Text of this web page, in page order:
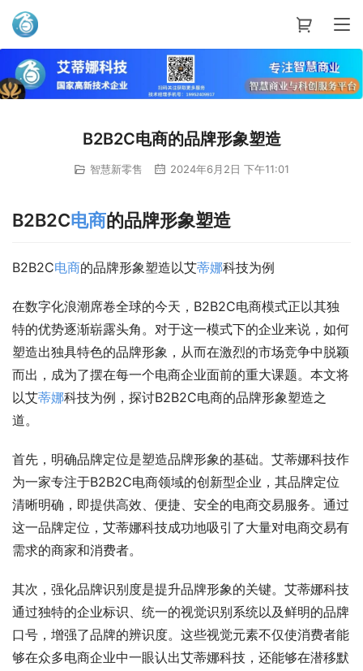
艾蒂娜科技
B2B2C电商的品牌形象塑造
智慧新零售 2024年6月2日 下午11:01
B2B2C电商的品牌形象塑造
B2B2C电商的品牌形象塑造以艾蒂娜科技为例
在数字化浪潮席卷全球的今天，B2B2C电商模式正以其独
特的优势逐渐崭露头角。对于这一模式下的企业来说，如何
塑造出独具特色的品牌形象，从而在激烈的市场竞争中脱颖
而出，成为了摆在每一个电商企业面前的重大课题。本文将
以艾蒂娜科技为例，探讨B2B2C电商的品牌形象塑造之
道。
首先，明确品牌定位是塑造品牌形象的基础。艾蒂娜科技作
为一家专注于B2B2C电商领域的创新型企业，其品牌定位
清晰明确，即提供高效、便捷、安全的电商交易服务。通过
这一品牌定位，艾蒂娜科技成功地吸引了大量对电商交易有
需求的商家和消费者。
其次，强化品牌识别度是提升品牌形象的关键。艾蒂娜科技
通过独特的企业标识、统一的视觉识别系统以及鲜明的品牌
口号，增强了品牌的辨识度。这些视觉元素不仅使消费者能
够在众多电商企业中一眼认出艾蒂娜科技，还能够在潜移默